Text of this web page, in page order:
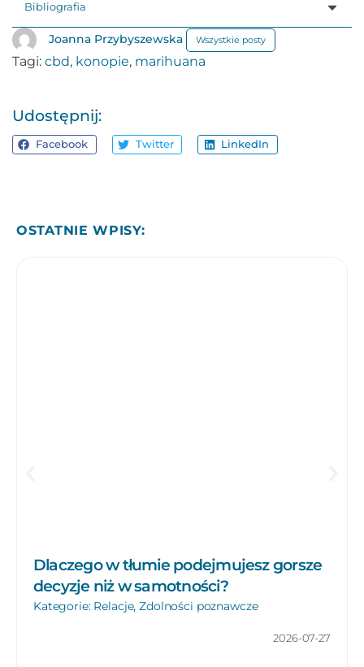
Bibliografia
Joanna Przybyszewska Wszystkie posty
Tagi: cbd, konopie, marihuana
Udostępnij:
Facebook Twitter LinkedIn
OSTATNIE WPISY:
Dlaczego w tłumie podejmujesz gorsze
decyzje niż w samotności?
Kategorie: Relacje,Zdolności poznawcze
2026-07-27